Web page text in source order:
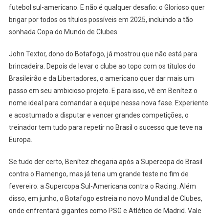
futebol sul-americano. E não é qualquer desafio: o Glorioso quer
brigar por todos os títulos possíveis em 2025, incluindo a tão
sonhada Copa do Mundo de Clubes.
John Textor, dono do Botafogo, já mostrou que não está para
brincadeira. Depois de levar o clube ao topo com os títulos do
Brasileirão e da Libertadores, o americano quer dar mais um
passo em seu ambicioso projeto. E para isso, vê em Benítez o
nome ideal para comandar a equipe nessa nova fase. Experiente
e acostumado a disputar e vencer grandes competições, o
treinador tem tudo para repetir no Brasil o sucesso que teve na
Europa.
Se tudo der certo, Benítez chegaria após a Supercopa do Brasil
contra o Flamengo, mas já teria um grande teste no fim de
fevereiro: a Supercopa Sul-Americana contra o Racing. Além
disso, em junho, o Botafogo estreia no novo Mundial de Clubes,
onde enfrentará gigantes como PSG e Atlético de Madrid. Vale